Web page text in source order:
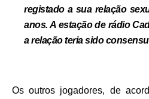
registado a sua relação
anos. A estação de rádio
a relação teria sido
Os outros jogadores, de